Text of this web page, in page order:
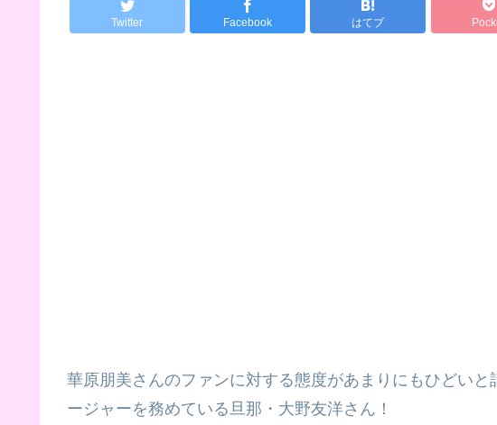
Twitter Facebook はてブ
華原朋美さんのファンに対する態度があまりにもひどい
ージャーを務めている旦那・大野友洋さん！